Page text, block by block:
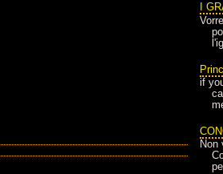
I
if
Non